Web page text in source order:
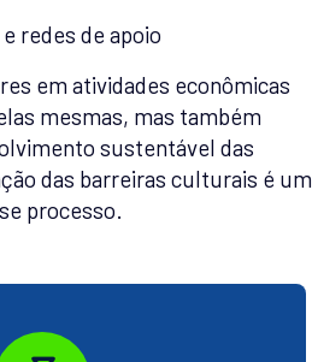
redes de apoio
em atividades econômicas
mesmas, mas também
sustentável das
das barreiras culturais é um
processo.